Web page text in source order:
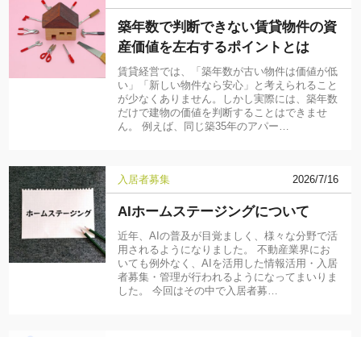
築年数で判断できない賃貸物件の資
産価値を左右するポイントとは
賃貸経営では、「築年数が古い物件は価値が低
い」「新しい物件なら安心」と考えられること
が少なくありません。しかし実際には、築年数
だけで建物の価値を判断することはできませ
ん。 例えば、同じ築35年のアパー…
入居者募集 2026/7/16
AIホームステージングについて
近年、AIの普及が目覚ましく、様々な分野で活
用されるようになりました。 不動産業界にお
いても例外なく、AIを活用した情報活用・入居
者募集・管理が行われるようになってまいりま
した。 今回はその中で入居者募…